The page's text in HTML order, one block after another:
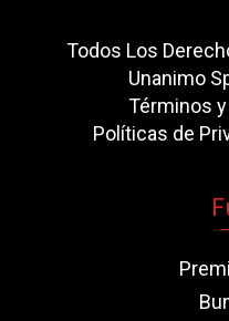
Todos Los
Unanimo
Términos
Políticas de